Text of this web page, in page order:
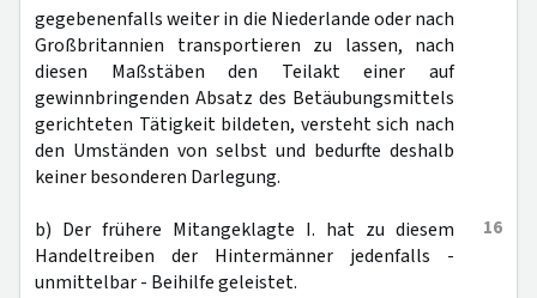
gegebenenfalls weiter in die Niederlande oder nach
Großbritannien transportieren zu lassen, nach
diesen Maßstäben den Teilakt einer auf
gewinnbringenden Absatz des Betäubungsmittels
gerichteten Tätigkeit bildeten, versteht sich nach
den Umständen von selbst und bedurfte deshalb
keiner besonderen Darlegung.
16
b) Der frühere Mitangeklagte I. hat zu diesem
Handeltreiben der Hintermänner jedenfalls -
unmittelbar - Beihilfe geleistet.